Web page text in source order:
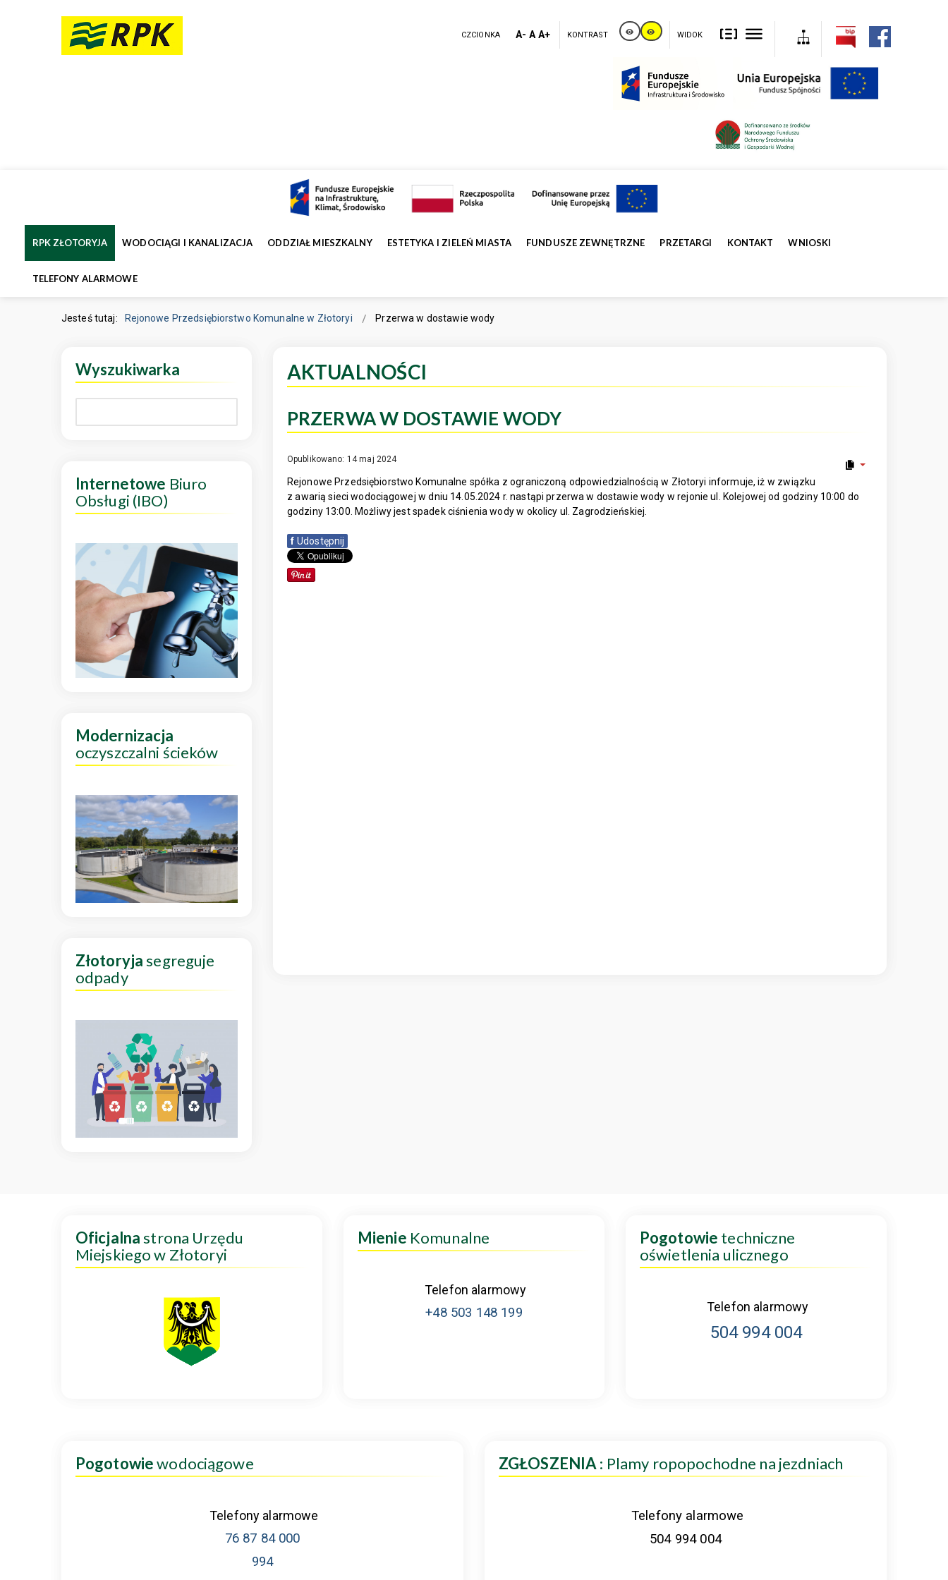
CZCIONKA A- A A+ KONTRAST WIDOK
RPK ZŁOTORYJA WODOCIĄGI I KANALIZACJA ODDZIAŁ MIESZKALNY ESTETYKA I ZIELEŃ MIASTA FUNDUSZE ZEWNĘTRZNE PRZETARGI KONTAKT WNIOSKI
TELEFONY ALARMOWE
Jesteś tutaj: Rejonowe Przedsiębiorstwo Komunalne w Złotoryi Przerwa w dostawie wody
AKTUALNOŚCI
PRZERWA W DOSTAWIE WODY
Opublikowano: 14 maj 2024
Rejonowe Przedsiębiorstwo Komunalne spółka z ograniczoną odpowiedzialnością w Złotoryi informuje, iż w związku
z awarią sieci wodociągowej w dniu 14.05.2024 r. nastąpi przerwa w dostawie wody w rejonie ul. Kolejowej od godziny 10:00 do
godziny 13:00. Możliwy jest spadek ciśnienia wody w okolicy ul. Zagrodzieńskiej.
f Udostępnij
Wyszukiwarka
Internetowe Biuro
Obsługi (IBO)
Modernizacja
oczyszczalni ścieków
Złotoryjasegreguje
odpady
Oficjalnastrona Urzędu
Miejskiego w Złotoryi
Mienie Komunalne
Telefon alarmowy
+48 503 148 199
Pogotowie techniczne
oświetlenia ulicznego
Telefon alarmowy
504 994 004
Pogotowiewodociągowe
Telefony alarmowe
76 87 84 000
994
ZGŁOSZENIA : Plamy ropopochodne na jezdniach
Telefony alarmowe
504 994 004